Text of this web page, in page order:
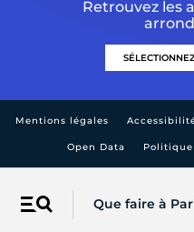
Menu Que faire à
Retrouvez les
Mentions légales
Open Data